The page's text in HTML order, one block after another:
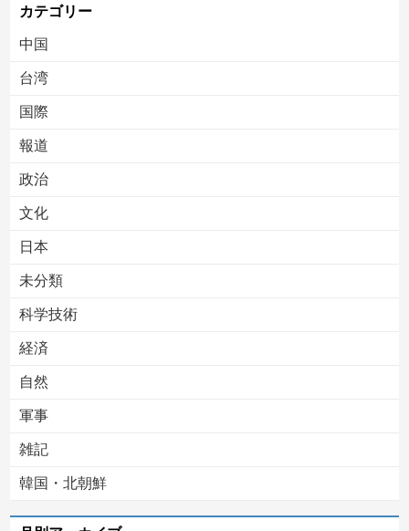
カテゴリー
中国
台湾
国際
報道
政治
文化
日本
未分類
科学技術
経済
自然
軍事
雑記
韓国・北朝鮮